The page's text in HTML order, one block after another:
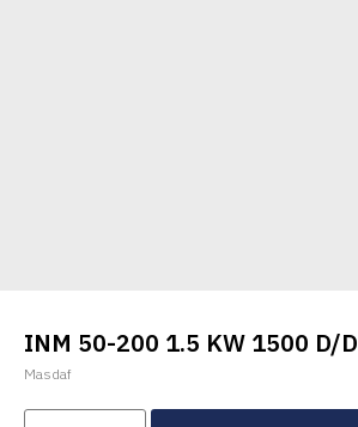
INM 50-200 1.5 KW 1500 D/D
Masdaf